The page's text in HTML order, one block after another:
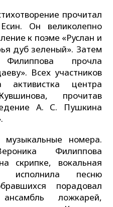
прочитал
Он великолепно
к поэме «Руслан и
дуб зеленый». Затем
прочла
Всех участников
активистка центра
прочитав
А. С. Пушкина
номера.
Филиппова
скрипке, вокальная
исполнила песню
порадовал
ложкарей,